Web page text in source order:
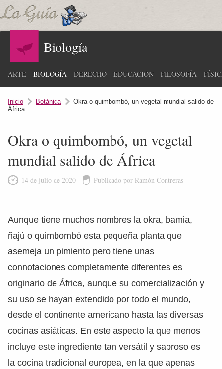
Biología
ARTE BIOLOGÍA DERECHO EDUCACIÓN FILOSOFÍA
Inicio Botánica
Okra o quimbombó, un vegetal mundial salido de
África
Okra o quimbombó, un vegetal
mundial salido de África
14 de julio de 2020 Publicado por Ramón Contreras
Aunque tiene muchos nombres la okra, bamia,
ñajú o quimbombó esta pequeña planta que
asemeja un pimiento pero tiene unas
connotaciones completamente diferentes es
originario de África, aunque su comercialización y
su uso se hayan extendido por todo el mundo,
desde el continente americano hasta las diversas
cocinas asiáticas. En este aspecto la que menos
incluye este ingrediente tan versátil y sabroso es
la cocina tradicional europea, en la que apenas